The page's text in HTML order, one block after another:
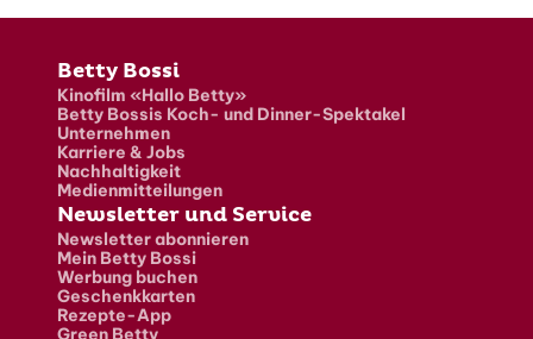
Fusszeile
Betty Bossi
Kinofilm «Hallo Betty»
Betty Bossis Koch- und Dinner-Spektakel
Unternehmen
Karriere & Jobs
Nachhaltigkeit
Medienmitteilungen
Newsletter und Service
Newsletter abonnieren
Mein Betty Bossi
Werbung buchen
Geschenkkarten
Rezepte-App
Green Betty